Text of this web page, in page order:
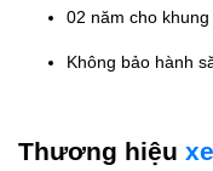
02 năm cho
Không bảo hành
Thương hiệu